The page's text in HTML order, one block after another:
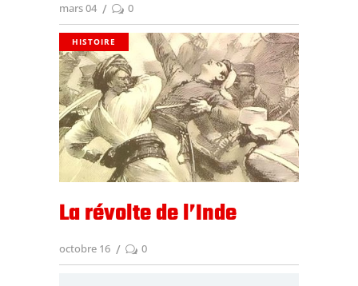
mars 04 0
HISTOIRE
La révolte de l’Inde
octobre 16 0